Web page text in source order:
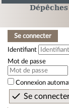
Dépêches
Se connecter
Identifiant
Mot de passe
Connexion